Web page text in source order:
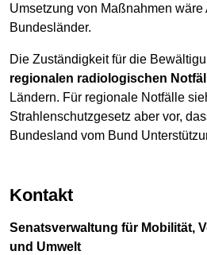
Umsetzung von Maßnahmen wäre
Bundesländer.
Die Zuständigkeit für die
regionalen radiologischen
Ländern. Für regionale Notfälle
Strahlenschutzgesetz aber vor,
Bundesland vom Bund
Kontakt
Senatsverwaltung für Mobilität,
und Umwelt